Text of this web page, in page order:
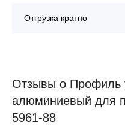
Отгрузка кратно
Отзывы о Профиль
алюминиевый для
5961-88